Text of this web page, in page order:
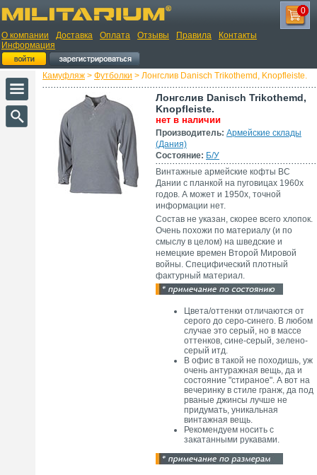
О компании Доставка Оплата Отзывы Правила
Контакты
Информация
0
Камуфляж > Футболки > Лонгслив Danisch Trikothemd, Knopfleiste.
Лонгслив Danisch Trikothemd,
Knopfleiste.
нет в наличии
Производитель: Армейские склады
(Дания)
Состояние: Б/У
Винтажные армейские кофты ВС
Дании с планкой на пуговицах 1960х
годов. А может и 1950х, точной
информации нет.
Состав не указан, скорее всего хлопок.
Очень похожи по материалу (и по
смыслу в целом) на шведские и
немецкие времен Второй Мировой
войны. Специфический плотный
фактурный материал.
Цвета/оттенки отличаются от
серого до серо-синего. В любом
случае это серый, но в массе
оттенков, сине-серый, зелено-
серый итд.
В офис в такой не походишь, уж
очень антуражная вещь, да и
состояние "стираное". А вот на
вечеринку в стиле гранж, да под
рваные джинсы лучше не
придумать, уникальная
винтажная вещь.
Рекомендуем носить с
закатанными рукавами.